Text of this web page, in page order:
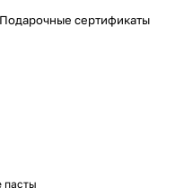
Подарочные сертификаты
пасты